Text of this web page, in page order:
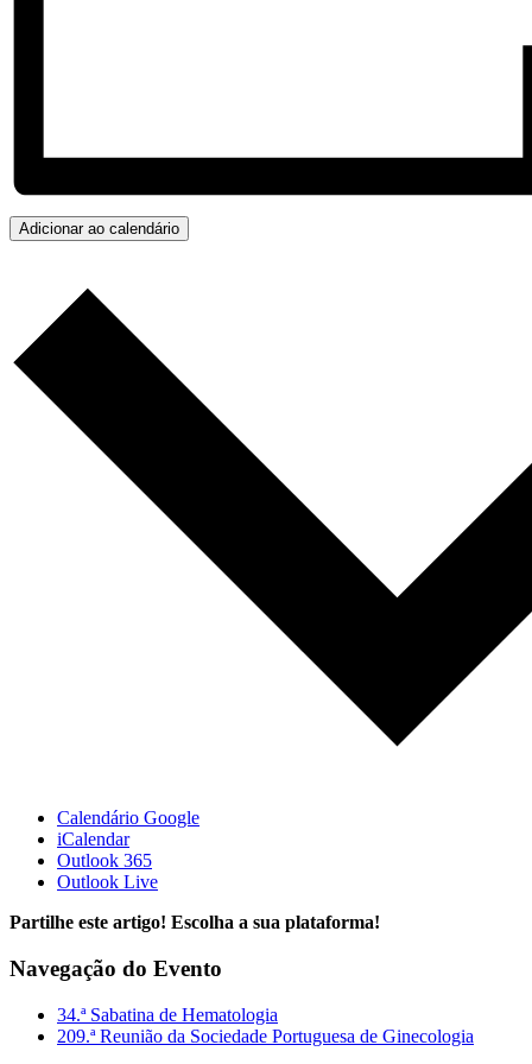
Adicionar ao calendário
Calendário Google
iCalendar
Outlook 365
Outlook Live
Partilhe este artigo! Escolha a sua plataforma!
(necessário
publicado)
Navegação do Evento
34.ª Sabatina de Hematologia
209.ª Reunião da Sociedade Portuguesa de Ginecologia